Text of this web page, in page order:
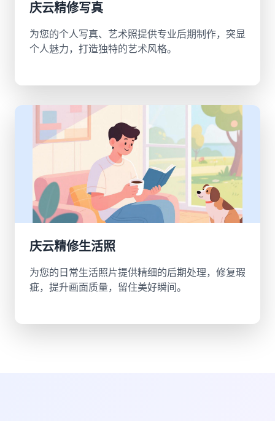
庆云精修写真
为您的个人写真、艺术照提供专业后期制作，突显
个人魅力，打造独特的艺术风格。
庆云精修生活照
为您的日常生活照片提供精细的后期处理，修复瑕
疵，提升画面质量，留住美好瞬间。